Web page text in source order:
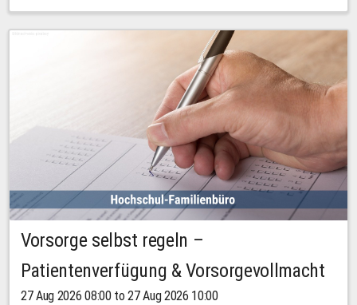
11 places
Vorsorge selbst regeln –
Patientenverfügung & Vorsorgevollmacht
27 Aug 2026 08:00 to 27 Aug 2026 10:00